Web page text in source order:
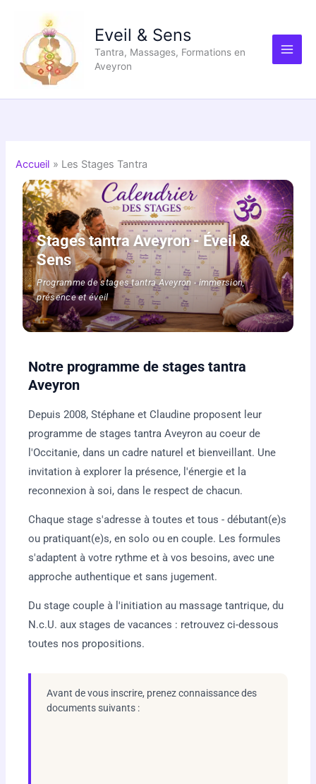
contenu
Eveil & Sens
Tantra, Massages, Formations en
Aveyron
Accueil Les Stages Tantra
Stages tantra Aveyron - Éveil &
Sens
Programme de stages tantra Aveyron - immersion,
présence et éveil
Notre programme de stages tantra
Aveyron
Depuis 2008, Stéphane et Claudine proposent leur
programme de stages tantra Aveyron au coeur de
l'Occitanie, dans un cadre naturel et bienveillant. Une
invitation à explorer la présence, l'énergie et la
reconnexion à soi, dans le respect de chacun.
Chaque stage s'adresse à toutes et tous - débutant(e)s
ou pratiquant(e)s, en solo ou en couple. Les formules
s'adaptent à votre rythme et à vos besoins, avec une
approche authentique et sans jugement.
Du stage couple à l'initiation au massage tantrique, du
N.c.U. aux stages de vacances : retrouvez ci-dessous
toutes nos propositions.
Avant de vous inscrire, prenez connaissance des
documents suivants :